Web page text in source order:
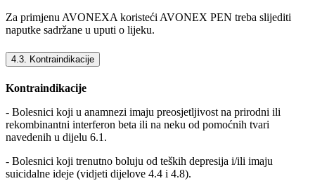
Za primjenu AVONEXA koristeći AVONEX PEN treba slijediti
naputke sadržane u uputi o lijeku.
4.3. Kontraindikacije
Kontraindikacije
- Bolesnici koji u anamnezi imaju preosjetljivost na prirodni ili
rekombinantni interferon beta ili na neku od pomoćnih tvari
navedenih u dijelu 6.1.
- Bolesnici koji trenutno boluju od teških depresija i/ili imaju
suicidalne ideje (vidjeti dijelove 4.4 i 4.8).